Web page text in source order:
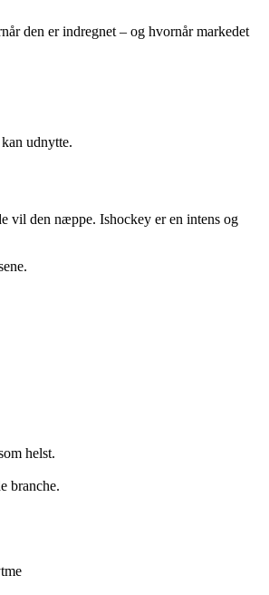
den er indregnet – og hvornår markedet
udnytte.
vil den næppe. Ishockey er en intens og
helst.
branche.